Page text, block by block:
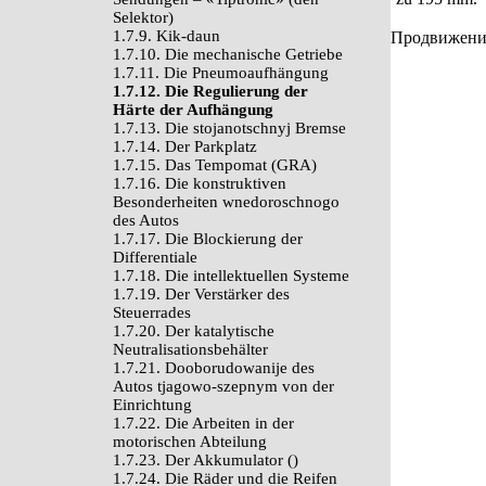
Selektor)
1.7.9. Kik-daun
1.7.10. Die mechanische Getriebe
1.7.11. Die Pneumoaufhängung
1.7.12. Die Regulierung der
Härte der Aufhängung
1.7.13. Die stojanotschnyj Bremse
1.7.14. Der Parkplatz
1.7.15. Das Tempomat (GRA)
1.7.16. Die konstruktiven
Besonderheiten wnedoroschnogo
des Autos
1.7.17. Die Blockierung der
Differentiale
1.7.18. Die intellektuellen Systeme
1.7.19. Der Verstärker des
Steuerrades
1.7.20. Der katalytische
Neutralisationsbehälter
1.7.21. Dooborudowanije des
Autos tjagowo-szepnym von der
Einrichtung
1.7.22. Die Arbeiten in der
motorischen Abteilung
1.7.23. Der Akkumulator ()
1.7.24. Die Räder und die Reifen